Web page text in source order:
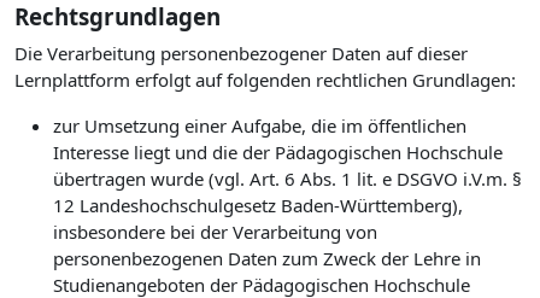
Rechtsgrundlagen
Die Verarbeitung personenbezogener Daten auf dieser
Lernplattform erfolgt auf folgenden rechtlichen Grundlagen:
zur Umsetzung einer Aufgabe, die im öffentlichen
Interesse liegt und die der Pädagogischen Hochschule
übertragen wurde (vgl. Art. 6 Abs. 1 lit. e DSGVO i.V.m. §
12 Landeshochschulgesetz Baden-Württemberg),
insbesondere bei der Verarbeitung von
personenbezogenen Daten zum Zweck der Lehre in
Studienangeboten der Pädagogischen Hochschule